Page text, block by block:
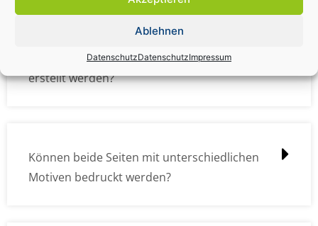
Ablehnen
DatenschutzDatenschutzImpressum
Wie müssen die Druckdateien angelegt /
erstellt werden?
Können beide Seiten mit unterschiedlichen
Motiven bedruckt werden?